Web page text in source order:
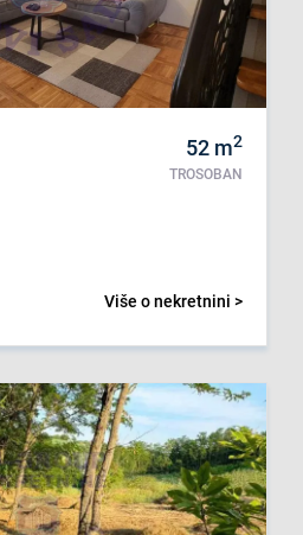
52 m2
TROSOBAN
Više o nekretnini >